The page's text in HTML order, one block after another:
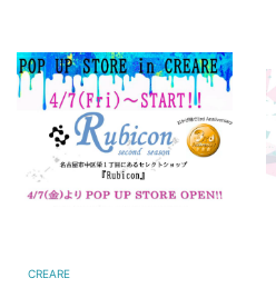
CREARE